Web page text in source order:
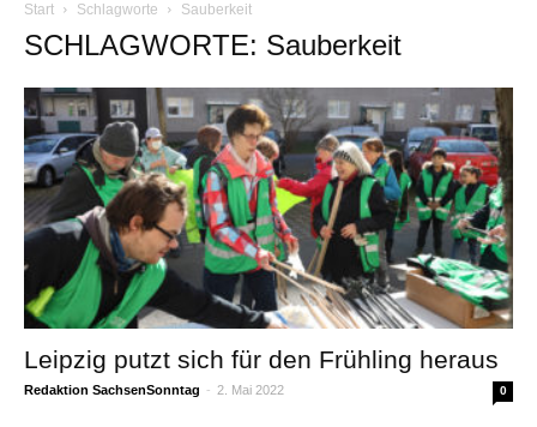
Start Schlagworte Sauberkeit
SCHLAGWORTE: Sauberkeit
Leipzig putzt sich für den Frühling heraus
Redaktion SachsenSonntag - 2. Mai 2022 0